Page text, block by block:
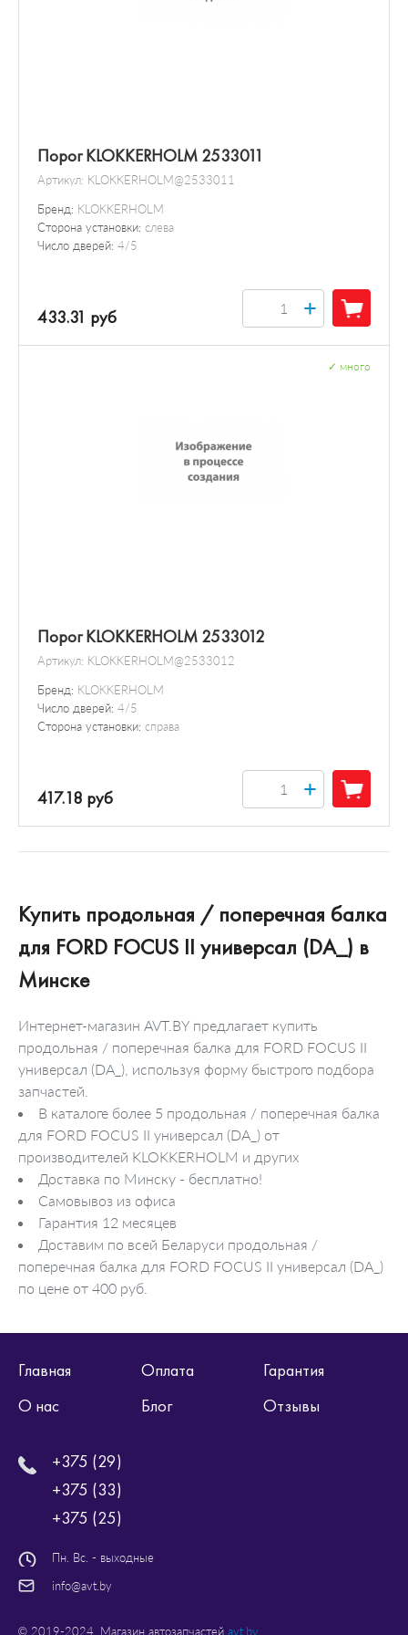
Порог KLOKKERHOLM 2533011
Артикул: KLOKKERHOLM@2533011
Бренд: KLOKKERHOLM
Сторона установки: слева
Число дверей: 4/5
433.31 руб +
Порог KLOKKERHOLM 2533012
Артикул: KLOKKERHOLM@2533012
Бренд: KLOKKERHOLM
Число дверей: 4/5
Сторона установки: справа
много
417.18 руб +
Купить продольная / поперечная балка
для FORD FOCUS II универсал (DA_) в
Минске
Интернет-магазин AVT.BY предлагает купить
продольная / поперечная балка для FORD FOCUS II
универсал (DA_), используя форму быстрого подбора
запчастей.
В каталоге более 5 продольная / поперечная балка
для FORD FOCUS II универсал (DA_) от
производителей KLOKKERHOLM и других
Доставка по Минску - бесплатно!
Самовывоз из офиса
Гарантия 12 месяцев
Доставим по всей Беларуси продольная /
поперечная балка для FORD FOCUS II универсал (DA_)
по цене от 400 руб.
Главная Оплата
Гарантия
О нас
Блог Отзывы
+375 (29)
+375 (33)
+375 (25)
Пн. Вс. - выходные
info@avt.by
© 2019-2024. Магазин автозапчастей avt.by